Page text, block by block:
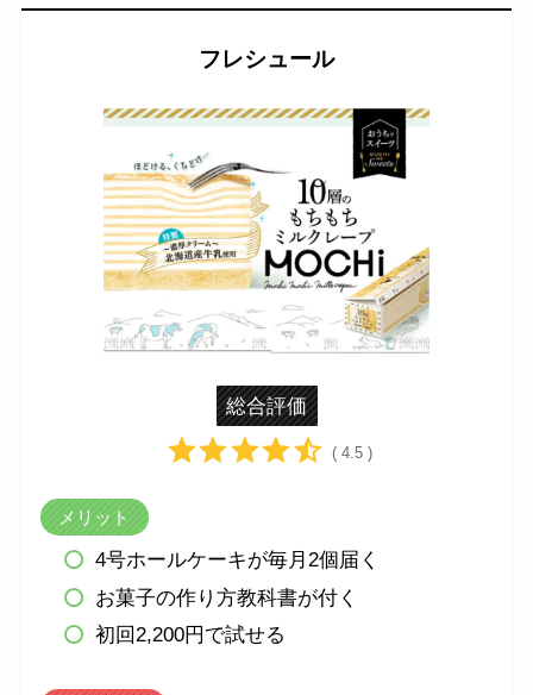
フレシュール
総合評価
( 4.5 )
メリット
4号ホールケーキが毎月2個届く
お菓子の作り方教科書が付く
初回2,200円で試せる